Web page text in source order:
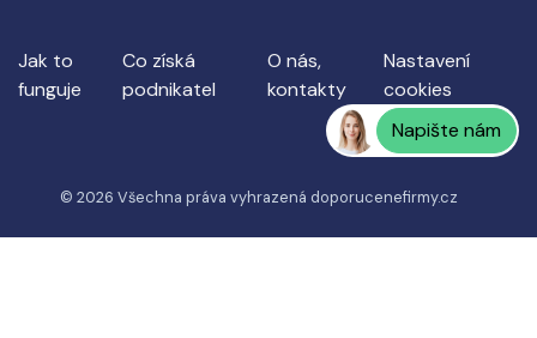
Jak to
funguje
Co získá
podnikatel
O nás,
kontakty
Nastavení
cookies
Napište nám
© 2026 Všechna práva vyhrazená doporucenefirmy.cz